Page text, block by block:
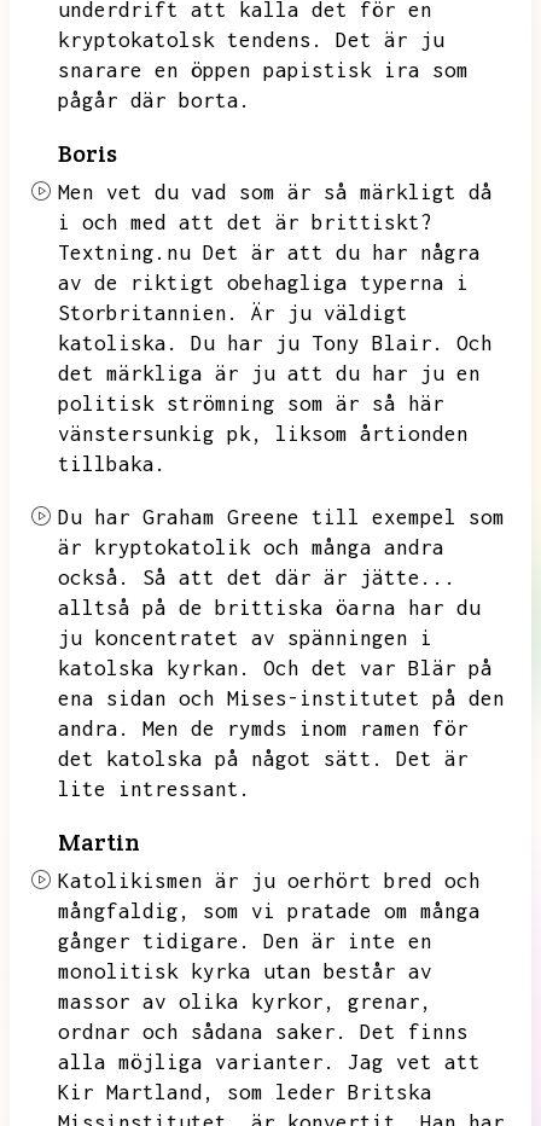
underdrift att kalla det för en
kryptokatolsk tendens.
Det är ju
snarare en öppen papistisk ira som
pågår där borta.
Boris
Men vet du vad som är så märkligt då
i och med att det är brittiskt?
Textning.nu Det är att du har några
av de riktigt obehagliga typerna i
Storbritannien.
Är ju väldigt
katoliska.
Du har ju Tony Blair.
Och
det märkliga är ju att du har ju en
politisk strömning som är så här
vänstersunkig pk,
liksom årtionden
tillbaka.
Du har Graham Greene till exempel som
är kryptokatolik och många andra
också.
Så att det där är jätte...
alltså på de brittiska öarna har du
ju koncentratet av spänningen i
katolska kyrkan.
Och det var Blär på
ena sidan och Mises-institutet på den
andra.
Men de rymds inom ramen för
det katolska på något sätt.
Det är
lite intressant.
Martin
Katolikismen är ju oerhört bred och
mångfaldig,
som vi pratade om många
gånger tidigare.
Den är inte en
monolitisk kyrka utan består av
massor av olika kyrkor,
grenar,
ordnar och sådana saker.
Det finns
alla möjliga varianter.
Jag vet att
Kir Martland,
som leder Britska